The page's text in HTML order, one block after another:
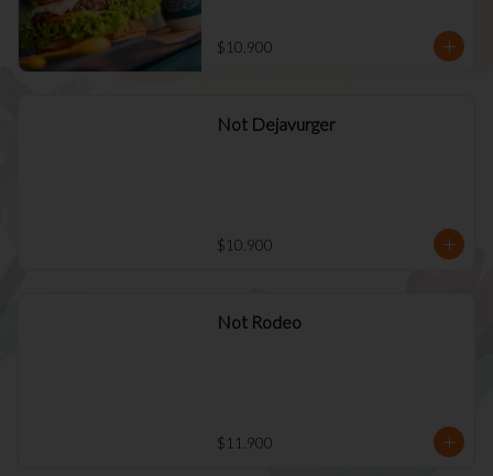
$10.900
Not Dejavurger
$10.900
Not Rodeo
$11.900